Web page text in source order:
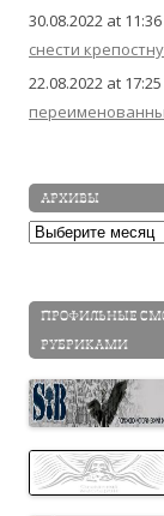
30.08.2022 at 11:36
снести
22.08.2022 at 17:25
АРХИВЫ
Архивы
ПРОФИЛЬНЫЕ
РУБРИКАМИ